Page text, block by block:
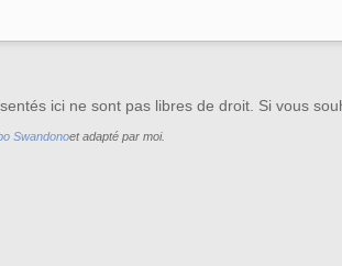
ici ne sont pas libres de droit. Si vous
Swandonoet adapté par moi.